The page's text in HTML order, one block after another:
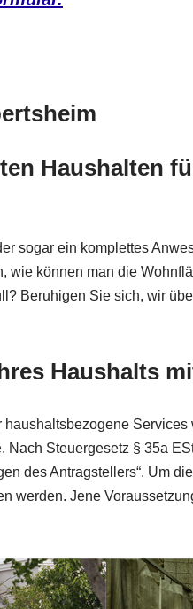
Haushalten
sogar ein komplettes
wie können man die
Beruhigen Sie sich, wir
Haushalts
Steuergesetz § 35a
des Antragstellers“. Um
werden. Jene